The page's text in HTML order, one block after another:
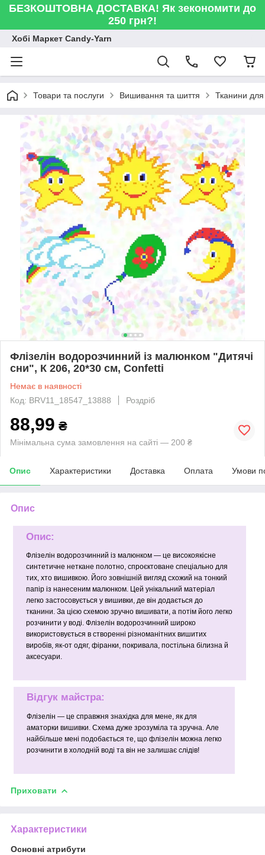
БЕЗКОШТОВНА ДОСТАВКА! Як зекономити до
250 грн?!
Хобі Маркет Candy-Yarn
Товари та послуги Вишивання та шиття Тканини
Флізелін водорозчинний із малюнком "Дитячі
сни", К 206, 20*30 см, Confetti
Немає в наявності
Код: BRV11_18547_13888
Роздріб
88,99 ₴
Мінімальна сума замовлення на сайті — 200 ₴
Опис Характеристики Доставка Оплата Умови
Опис
Опис:
Флізелін водорозчинний із малюнком — це високоякісне
синтетичне неткане полотно, спроєктоване спеціально для
тих, хто вишивкою. Його зовнішній вигляд схожий на тонкий
папір із нанесеним малюнком. Цей унікальний матеріал
легко застосовується у вишивки, де він додається до
тканини. За цією схемою зручно вишивати, а потім його легко
розчинити у воді. Флізелін водорозчинний широко
використовується в створенні різноманітних вишитих
виробів, як-от одяг, фіранки, покривала, постільна білизна й
аксесуари.
Відгук майстра:
Флізелін — це справжня знахідка для мене, як для
аматорки вишивки. Схема дуже зрозуміла та зручна. Але
найбільше мені подобається те, що флізелін можна легко
розчинити в холодній воді та він не залишає слідів!
Приховати
Характеристики
Основні атрибути